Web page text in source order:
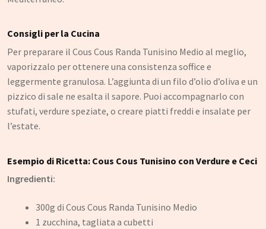
Consigli per la Cucina
Per preparare il Cous Cous Randa Tunisino Medio al meglio,
vaporizzalo per ottenere una consistenza soffice e
leggermente granulosa. L’aggiunta di un filo d’olio d’oliva e un
pizzico di sale ne esalta il sapore. Puoi accompagnarlo con
stufati, verdure speziate, o creare piatti freddi e insalate per
l’estate.
Esempio di Ricetta: Cous Cous Tunisino con Verdure e Ceci
Ingredienti:
300g di Cous Cous Randa Tunisino Medio
1 zucchina, tagliata a cubetti